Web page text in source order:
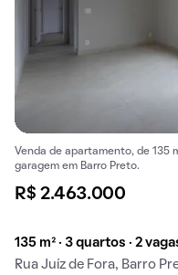
Venda de apartamento, de 135
garagem em Barro Preto.
R$ 2.463.000
135 m² · 3 quartos · 2
Rua Juíz de Fora, Barro